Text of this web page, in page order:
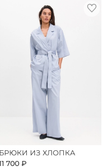
БРЮКИ ИЗ ХЛОПКА
700 ₽